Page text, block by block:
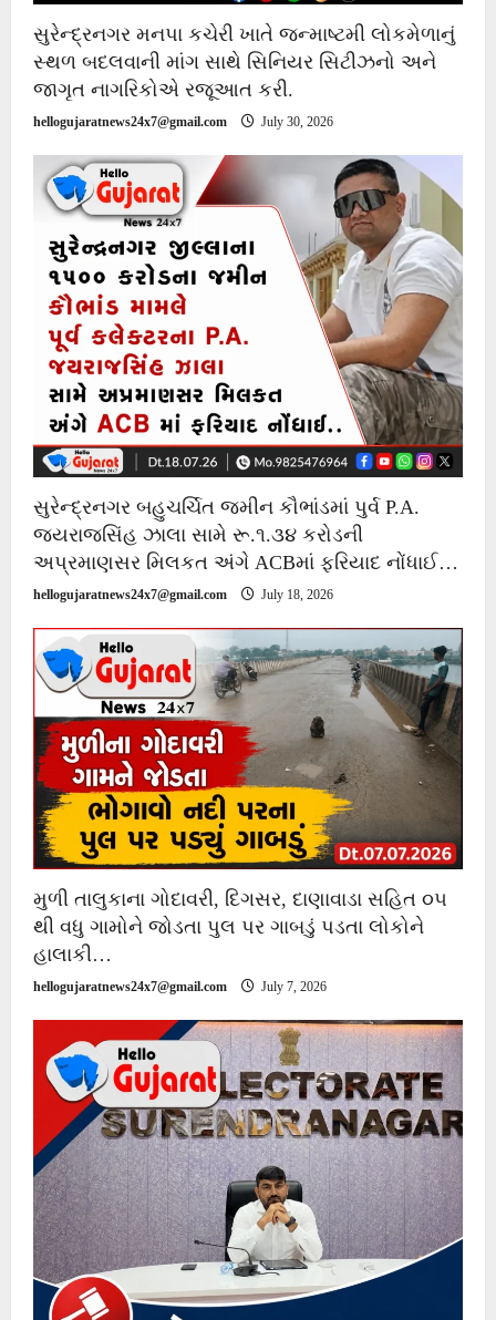
સુરેન્દ્રનગર મનપા કચેરી ખાતે જન્માષ્ટમી લોકમેળાનું
સ્થળ બદલવાની માંગ સાથે સિનિયર સિટીઝનો અને
જાગૃત નાગરિકોએ રજૂઆત કરી.
hellogujaratnews24x7@gmail.com July 30, 2026
સુરેન્દ્રનગર બહુચર્ચિત જમીન કૌભાંડમાં પુર્વ P.A.
જયરાજસિંહ ઝાલા સામે રૂ.૧.૩૪ કરોડની
અપ્રમાણસર મિલકત અંગે ACBમાં ફરિયાદ નોંધાઈ…
hellogujaratnews24x7@gmail.com July 18, 2026
મુળી તાલુકાના ગોદાવરી, દિગસર, દાણાવાડા સહિત ૦૫
થી વધુ ગામોને જોડતા પુલ પર ગાબડું પડતા લોકોને
હાલાકી…
hellogujaratnews24x7@gmail.com July 7, 2026